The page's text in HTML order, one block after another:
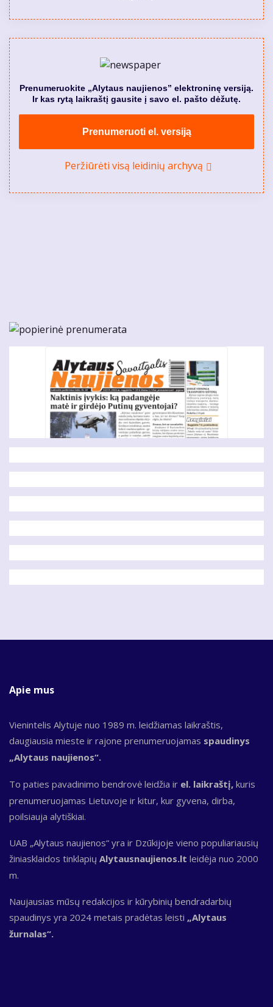
Prenumeruokite „Alytaus naujienos” elektroninę versiją.
Ir kas rytą laikraštį gausite į savo el. pašto dėžutę.
Prenumeruoti el. versiją
Peržiūrėti visą leidinių archyvą
Apie mus
Vienintelis Alytuje nuo 1989 m. leidžiamas laikraštis,
daugiausia mieste ir rajone prenumeruojamas spaudinys
„Alytaus naujienos“.
To paties pavadinimo bendrovė leidžia ir el. laikraštį, kuris
prenumeruojamas Lietuvoje ir kitur, kur gyvena, dirba,
poilsiauja alytiškiai.
UAB „Alytaus naujienos“ yra ir Dzūkijoje vieno populiariausių
žiniasklaidos tinklapių Alytausnaujienos.lt leidėja nuo 2000
m.
Naujausias mūsų redakcijos ir kūrybinių bendradarbių
spaudinys yra 2024 metais pradėtas leisti „Alytaus
žurnalas“.